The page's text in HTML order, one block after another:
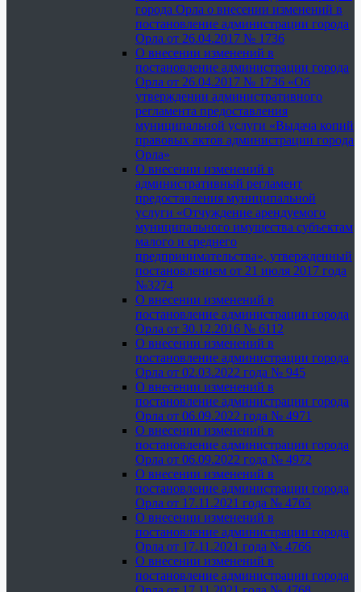
города Орла о внесении изменений в
постановление администрации города
Орла от 26.04.2017 № 1736
О внесении изменений в
постановление администрации города
Орла от 26.04.2017 № 1736 «Об
утверждении административного
регламента предоставления
муниципальной услуги «Выдача копий
правовых актов администрации города
Орла»
О внесении изменений в
административный регламент
предоставления муниципальной
услуги «Отчуждение арендуемого
муниципального имущества субъектам
малого и среднего
предпринимательства», утвержденный
постановлением от 21 июля 2017 года
№3274
О внесении изменений в
постановление администрации города
Орла от 30.12.2016 № 6112
О внесении изменений в
постановление администрации города
Орла от 02.03.2022 года № 945
О внесении изменений в
постановление администрации города
Орла от 06.09.2022 года № 4971
О внесении изменений в
постановление администрации города
Орла от 06.09.2022 года № 4972
О внесении изменений в
постановление администрации города
Орла от 17.11.2021 года № 4765
О внесении изменений в
постановление администрации города
Орла от 17.11.2021 года № 4766
О внесении изменений в
постановление администрации города